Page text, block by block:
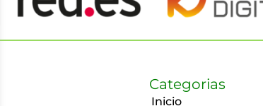
Categorias
Inicio